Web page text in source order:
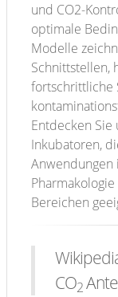
und CO2-
optimale
Modelle
Schnittstellen,
fortschrittliche
Entdecken Sie
Inkubatoren,
Anwendungen
Bereichen
CO2